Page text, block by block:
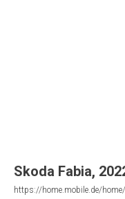
Skoda Fabia,
https://home.mobile.de/